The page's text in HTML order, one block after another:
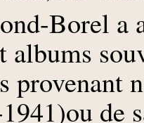
Borel a
albums
provenant
de